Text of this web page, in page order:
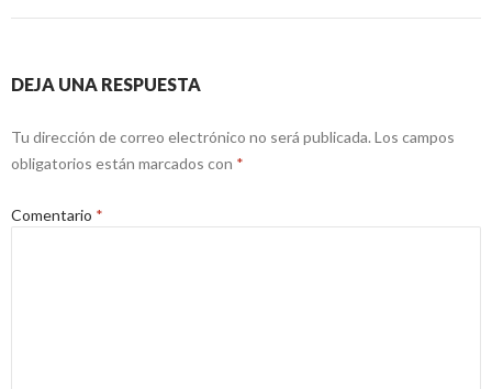
DEJA UNA RESPUESTA
Tu dirección de correo electrónico no será publicada. Los campos
obligatorios están marcados con *
Comentario *